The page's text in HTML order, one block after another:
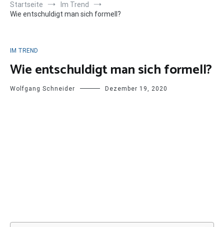
Startseite
Im Trend
Wie entschuldigt man sich formell?
IM TREND
Wie entschuldigt man sich formell?
Wolfgang Schneider Dezember 19, 2020